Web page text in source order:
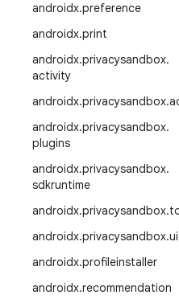
androidx.preference
androidx.print
androidx.privacysandbox.
activity
androidx.privacysandbox.
androidx.privacysandbox.
plugins
androidx.privacysandbox.
sdkruntime
androidx.privacysandbox.
androidx.privacysandbox.ui
androidx.profileinstaller
androidx.recommendation